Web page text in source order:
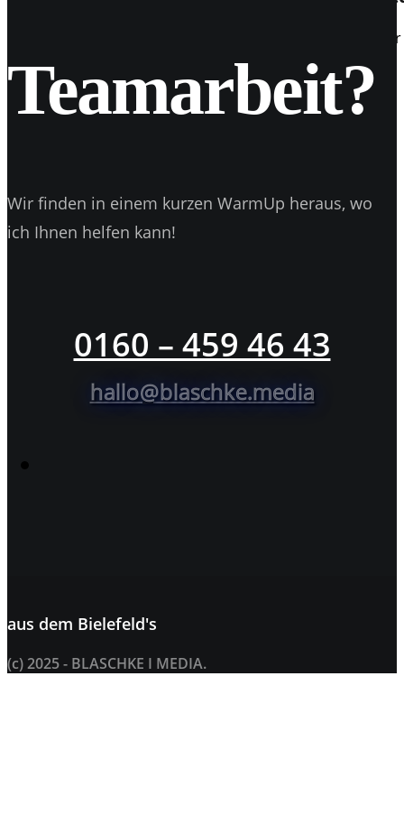
VLOG Nr. 1 Aller Anfang ist schwer. So begann mein
Teamarbeit?
Wir finden in einem kurzen WarmUp heraus, wo
ich Ihnen helfen kann!
0160 – 459 46 43
hallo@blaschke.media
aus dem Bielefeld's
(c) 2025 - BLASCHKE I MEDIA.